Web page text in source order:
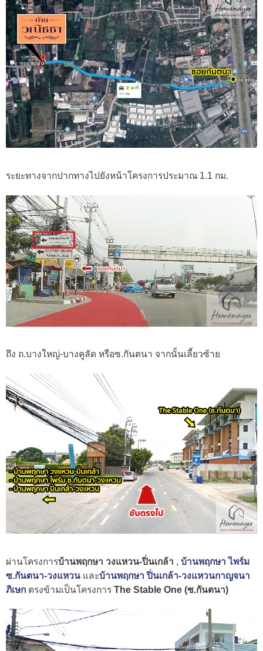
ระยะทางจากปากทางไปยังหน้าโครงการประมาณ 1.1 กม.
ถึง ถ.บางใหญ่-บางคูลัด หรือซ.กันตนา จากนั้นเลี้ยวซ้าย
ผ่านโครงการบ้านพฤกษา วงแหวน-ปิ่นเกล้า , บ้านพฤกษา ไพร์ม
ซ.กันตนา-วงแหวน และบ้านพฤกษา ปิ่นเกล้า-วงแหวนกาญจนา
ภิเษก ตรงข้ามเป็นโครงการ The Stable One (ซ.กันตนา)